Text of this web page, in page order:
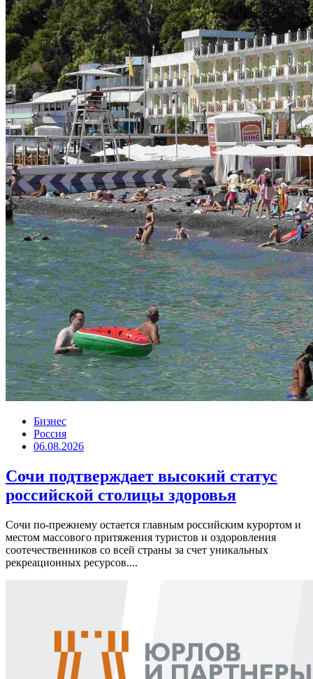
Бизнес
Россия
06.08.2026
Сочи подтверждает высокий статус
российской столицы здоровья
Сочи по-прежнему остается главным российским курортом и
местом массового притяжения туристов и оздоровления
соотечественников со всей страны за счет уникальных
рекреационных ресурсов....